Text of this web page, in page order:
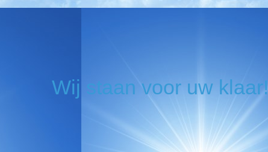
Wij staan voor uw klaar!